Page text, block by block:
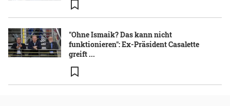
"Ohne Ismaik? Das kann nicht
funktionieren": Ex-Präsident Casalette
greift ...